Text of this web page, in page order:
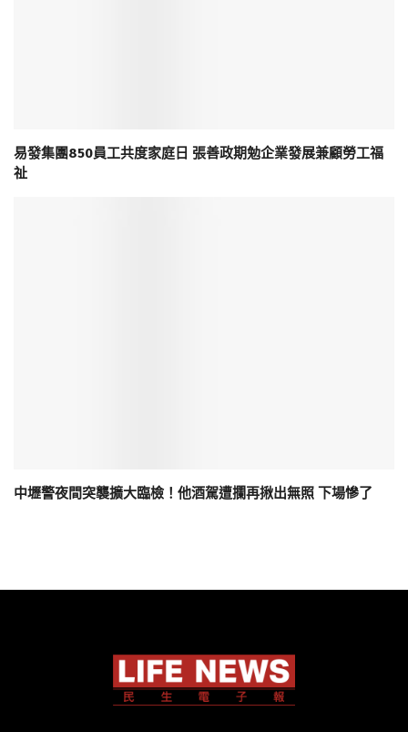
易發集團850員工共度家庭日 張善政期勉企業發展兼顧勞工福
祉
中壢警夜間突襲擴大臨檢！他酒駕遭攔再揪出無照 下場慘了